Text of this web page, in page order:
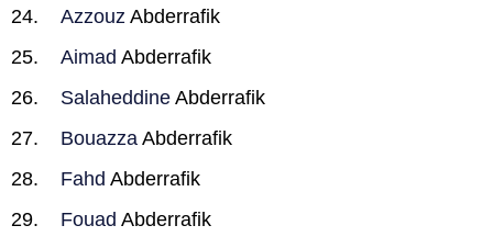
Azzouz Abderrafik
Aimad Abderrafik
Salaheddine Abderrafik
Bouazza Abderrafik
Fahd Abderrafik
Fouad Abderrafik